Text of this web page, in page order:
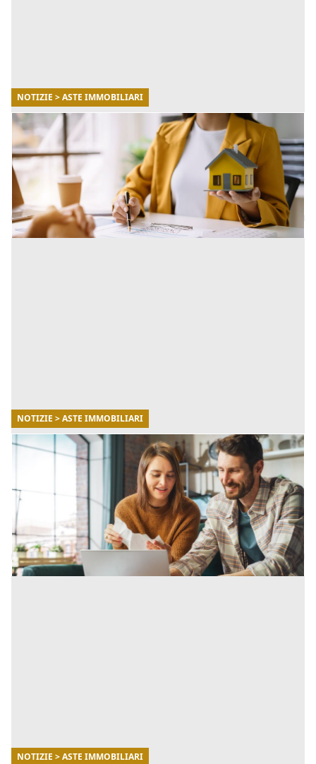
NOTIZIE > ASTE IMMOBILIARI
28/11/2024
Comprare casa a prezzo inferiore di
mercato: quali sono i rischi?
Nel 2024, il mercato immobiliare continua a presentare
sfide e opportunità per acquirenti e venditori. [...]
NOTIZIE > ASTE IMMOBILIARI
18/01/2024
Cosa sapere per comprare casa all’asta con
Comprare casa all’asta permette di risparmiare
mediamente tra il 20 e il 30% rispetto al valore reale di
un immobile. [...]
NOTIZIE > ASTE IMMOBILIARI